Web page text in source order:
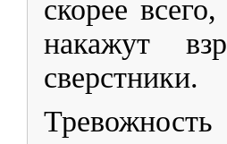
скорее
накажут
сверстники.